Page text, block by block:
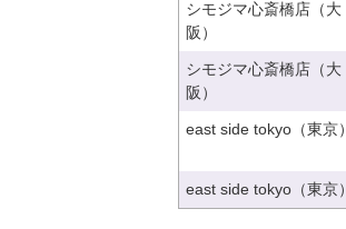
シモジマ心斎橋店（大
阪）
シモジマ心斎橋店（大
阪）
east side tokyo（東京）
east side tokyo（東京）